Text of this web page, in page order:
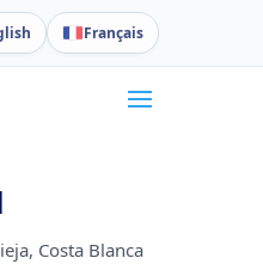
Français
Costa Blanca